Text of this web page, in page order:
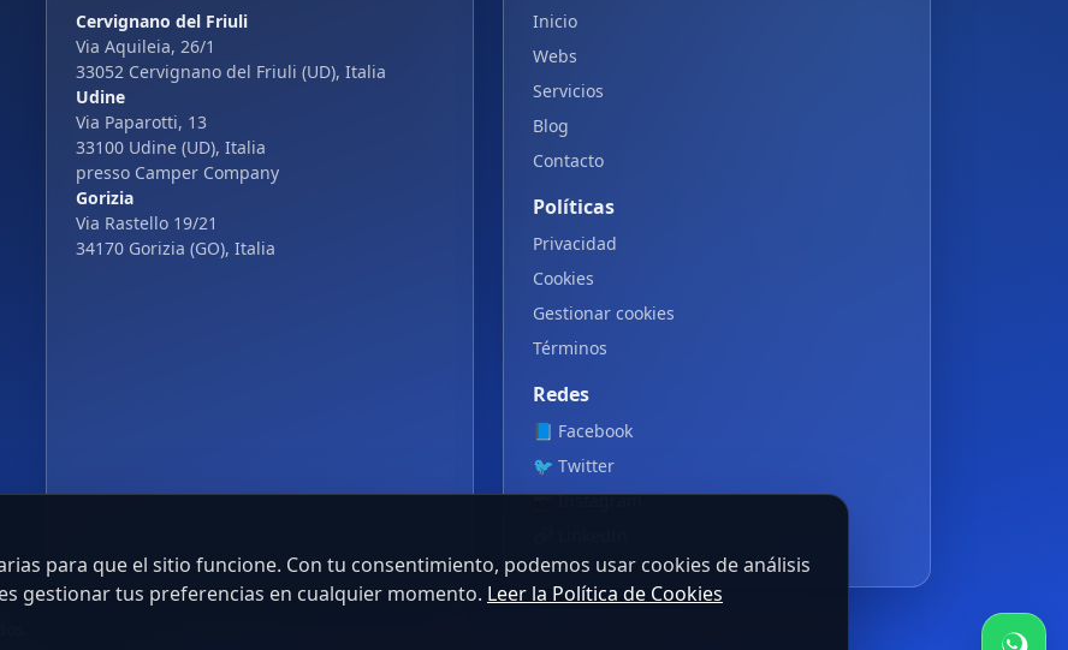
Cervignano del Friuli
Via Aquileia, 26/1
33052 Cervignano del Friuli (UD), Italia
Udine
Via Paparotti, 13
33100 Udine (UD), Italia
presso Camper Company
Gorizia
Via Rastello 19/21
34170 Gorizia (GO), Italia
Inicio
Webs
Servicios
Blog
Contacto
Políticas
Privacidad
Cookies
Gestionar cookies
Términos
Redes
📘 Facebook
🐦 Twitter
📷Instagram
para que el sitio funcione. Con tu consentimiento, podemos usar cookies de análisis
gestionar tus preferencias en cualquier momento. Leer la Política de Cookies